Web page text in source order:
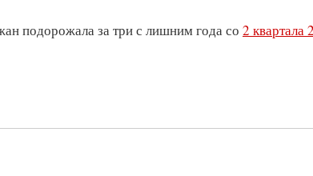
подорожала за три с лишним года со 2 квартала